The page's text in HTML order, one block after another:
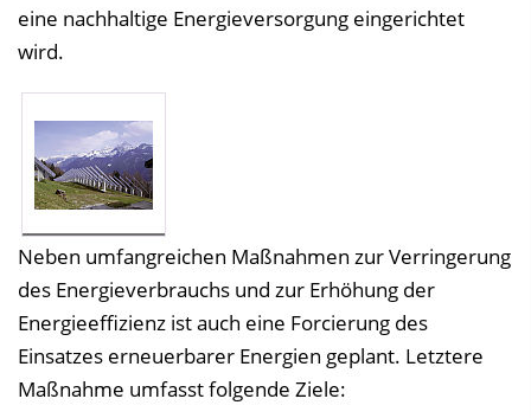
eine nachhaltige Energieversorgung eingerichtet
wird.
Neben umfangreichen Maßnahmen zur Verringerung
des Energieverbrauchs und zur Erhöhung der
Energieeffizienz ist auch eine Forcierung des
Einsatzes erneuerbarer Energien geplant. Letztere
Maßnahme umfasst folgende Ziele: